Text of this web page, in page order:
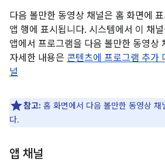
다음 볼만한 동영상 채널은 홈 화면에
앱 행에 표시됩니다. 시스템에서 이 채
앱에서 프로그램을 다음 볼만한 동영상
자세한 내용은 콘텐츠에 프로그램 추가
널
참고: 홈 화면에서 다음 볼만한 동영상 채
다.
앱 채널